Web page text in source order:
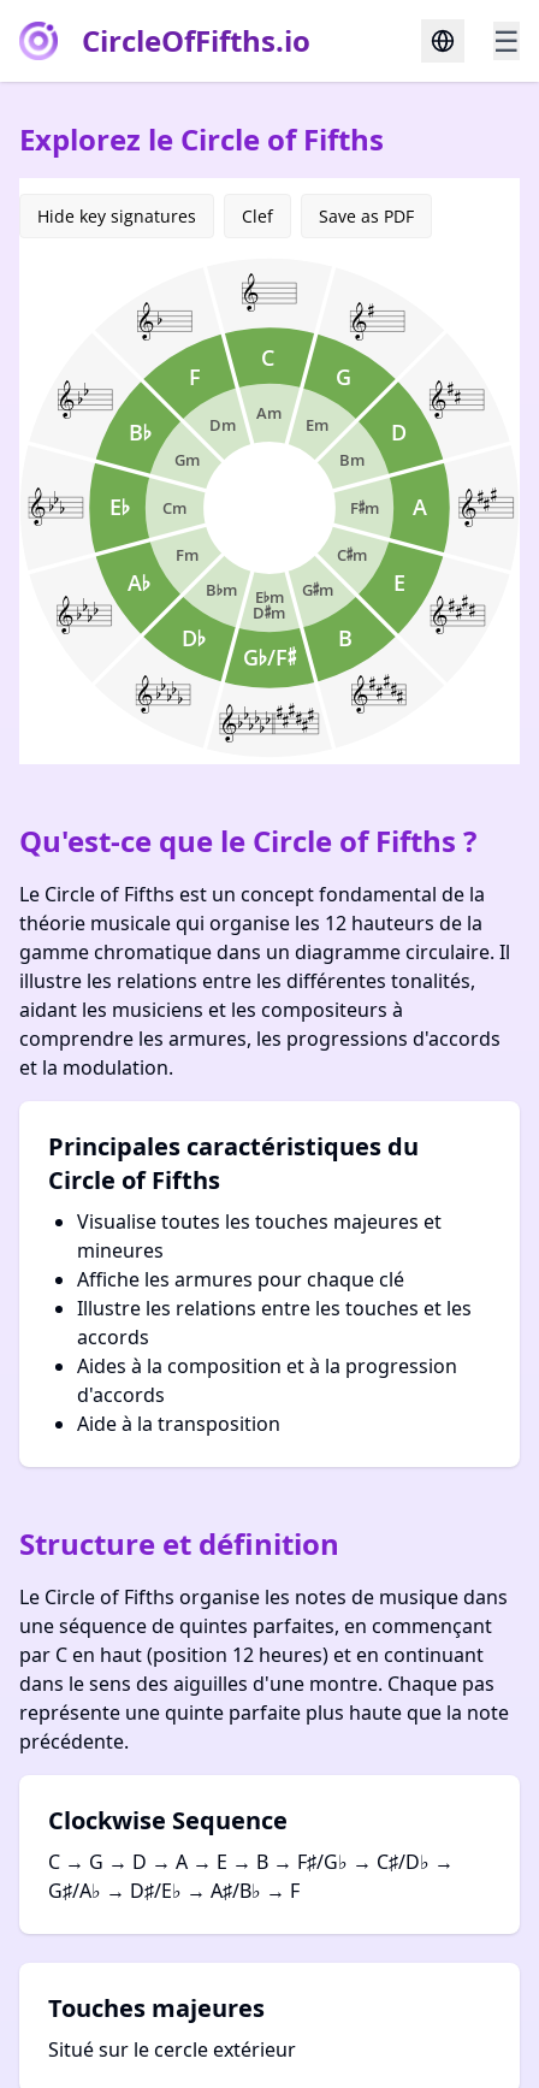
CircleOfFifths.io ☰
Explorez le Circle of Fifths
Qu'est-ce que le Circle of Fifths ?
Le Circle of Fifths est un concept fondamental de la
théorie musicale qui organise les 12 hauteurs de la
gamme chromatique dans un diagramme circulaire. Il
illustre les relations entre les différentes tonalités,
aidant les musiciens et les compositeurs à
comprendre les armures, les progressions d'accords
et la modulation.
Principales caractéristiques du
Circle of Fifths
Visualise toutes les touches majeures et
mineures
Affiche les armures pour chaque clé
Illustre les relations entre les touches et les
accords
Aides à la composition et à la progression
d'accords
Aide à la transposition
Structure et définition
Le Circle of Fifths organise les notes de musique dans
une séquence de quintes parfaites, en commençant
par C en haut (position 12 heures) et en continuant
dans le sens des aiguilles d'une montre. Chaque pas
représente une quinte parfaite plus haute que la note
précédente.
Clockwise Sequence
C → G → D → A → E → B → F♯/G♭ → C♯/D♭ →
G♯/A♭ → D♯/E♭ → A♯/B♭ → F
Touches majeures
Situé sur le cercle extérieur